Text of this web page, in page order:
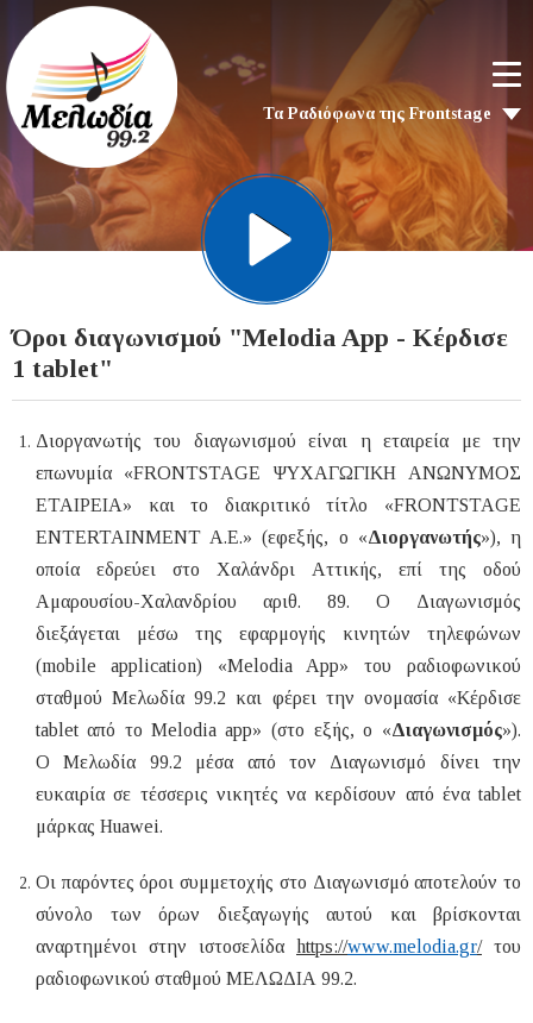
Τα Ραδιόφωνα της Frontstage
Όροι διαγωνισμού "Melodia App - Κέρδισε
1 tablet"
Διοργανωτής του διαγωνισμού είναι η εταιρεία με την
επωνυμία «FRONTSTAGE ΨΥΧΑΓΩΓΙΚΗ ΑΝΩΝΥΜΟΣ
ΕΤΑΙΡΕΙΑ» και το διακριτικό τίτλο «FRONTSTAGE
ENTERTAINMENT A.E.» (εφεξής, ο «Διοργανωτής»), η
οποία εδρεύει στο Χαλάνδρι Αττικής, επί της οδού
Αμαρουσίου-Χαλανδρίου αριθ. 89. Ο Διαγωνισμός
διεξάγεται μέσω της εφαρμογής κινητών τηλεφώνων
(mobile application) «Melodia App» του ραδιοφωνικού
σταθμού Μελωδία 99.2 και φέρει την ονομασία «Κέρδισε
tablet από τοMelodia app» (στο εξής,o «Διαγωνισμός»).
O Μελωδία 99.2 μέσα από τον Διαγωνισμό δίνει την
ευκαιρία σε τέσσερις νικητές να κερδίσουν από έναtablet
μάρκας Huawei.
Οι παρόντες όροι συμμετοχής στο Διαγωνισμό αποτελούν το
σύνολο των όρων διεξαγωγής αυτού και βρίσκονται
αναρτημένοι στην ιστοσελίδα https://www.melodia.gr/του
ραδιοφωνικού σταθμού ΜΕΛΩΔΙΑ 99.2.